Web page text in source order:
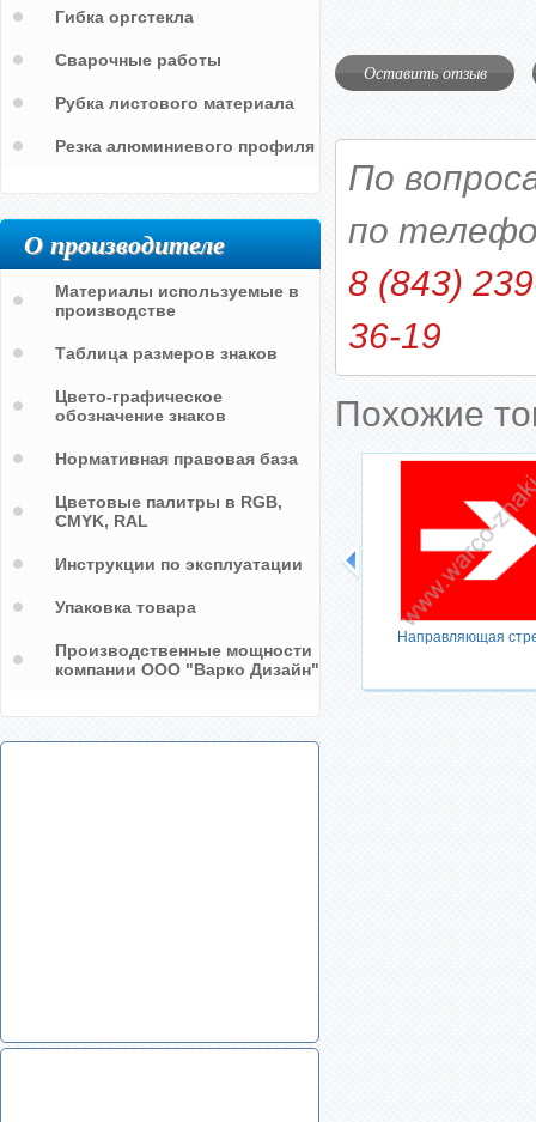
Оставить отзыв
По
по
8 (843)
36-19
Похожие
Направляющая
Гибка оргстекла
Сварочные работы
Рубка листового материала
Резка алюминиевого профиля
О производителе
Материалы используемые в
производстве
Таблица размеров знаков
Цвето-графическое
обозначение знаков
Нормативная правовая база
Цветовые палитры в RGB,
CMYK, RAL
Инструкции по эксплуатации
Упаковка товара
Производственные мощности
компании ООО "Варко Дизайн"